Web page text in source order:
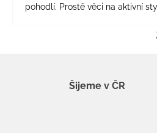
pohodlí. Prostě věci na aktivní
Šijeme v ČR